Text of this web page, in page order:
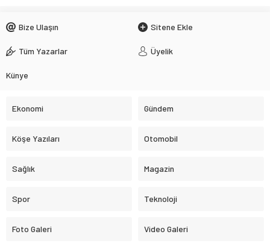
Bize Ulaşın Sitene Ekle
Tüm Yazarlar Üyelik
Künye
Ekonomi Gündem
Köşe Yazıları Otomobil
Sağlık Magazin
Spor Teknoloji
Foto Galeri Video Galeri